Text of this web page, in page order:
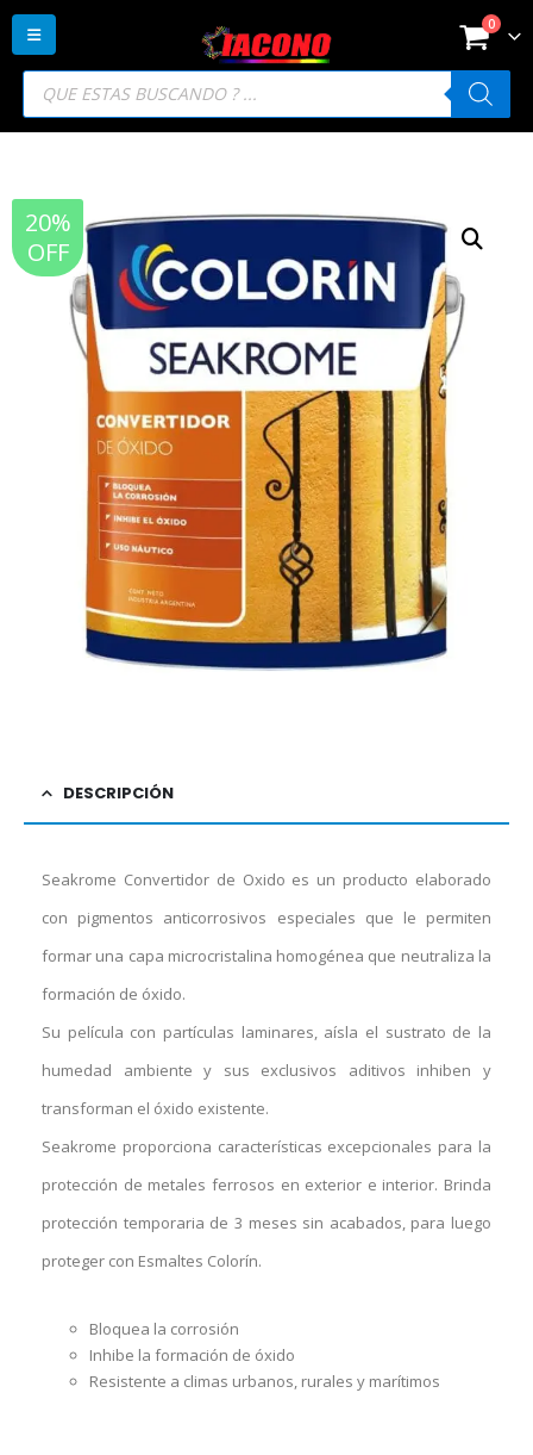
Búsqueda
productos
0
20%
OFF
DESCRIPCIÓN
Seakrome Convertidor de Oxido es un producto elaborado
con pigmentos anticorrosivos especiales que le permiten
formar una capa microcristalina homogénea que neutraliza la
formación de óxido.
Su película con partículas laminares, aísla el sustrato de la
humedad ambiente y sus exclusivos aditivos inhiben y
transforman el óxido existente.
Seakrome proporciona características excepcionales para la
protección de metales ferrosos en exterior e interior. Brinda
protección temporaria de 3 meses sin acabados, para luego
proteger con Esmaltes Colorín.
Bloquea la corrosión
Inhibe la formación de óxido
Resistente a climas urbanos, rurales y marítimos